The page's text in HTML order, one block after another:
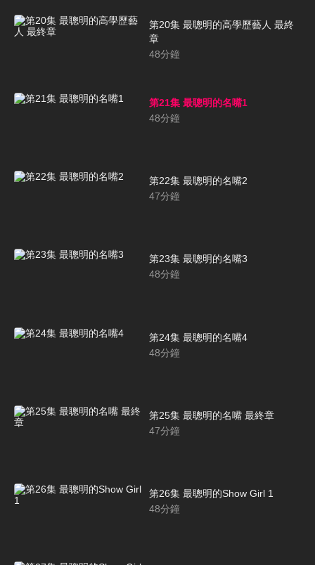
第20集 最聰明的高學歷藝人 最終
章
48分鐘
第21集 最聰明的名嘴1
48分鐘
第22集 最聰明的名嘴2
47分鐘
第23集 最聰明的名嘴3
48分鐘
第24集 最聰明的名嘴4
48分鐘
第25集 最聰明的名嘴 最終章
47分鐘
第26集 最聰明的Show Girl 1
48分鐘